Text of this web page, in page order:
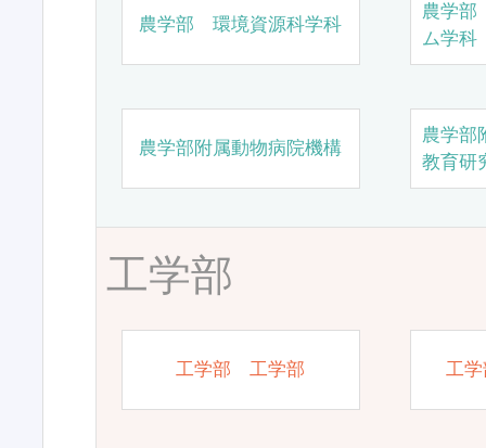
農学部 環境資源科学科
農学
ム学科
農学部附属動物病院機構
農学部
教育研
工学部
工学部 工学部 工